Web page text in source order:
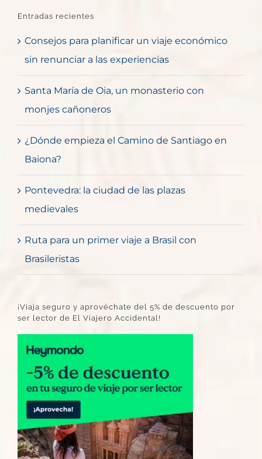
Entradas recientes
Consejos para planificar un viaje económico
sin renunciar a las experiencias
Santa María de Oia, un monasterio con
monjes cañoneros
¿Dónde empieza el Camino de Santiago en
Baiona?
Pontevedra: la ciudad de las plazas
medievales
Ruta para un primer viaje a Brasil con
Brasileristas
¡Viaja seguro y aprovéchate del 5% de descuento por
ser lector de El Viajero Accidental!